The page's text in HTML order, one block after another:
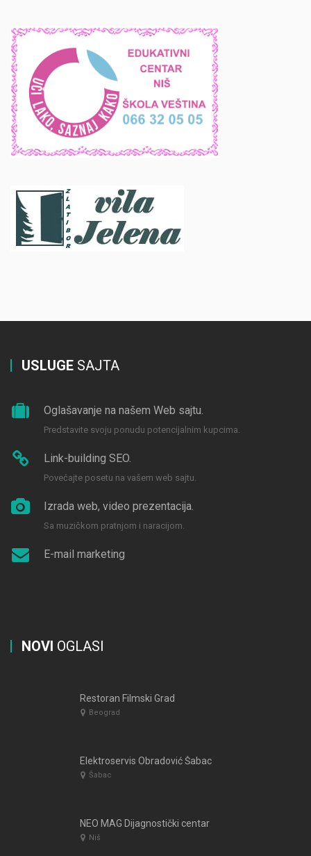
USLUGE SAJTA
Oglašavanje na našem Web sajtu.
Predstavite svoju ponudu potencijalnim kupcima.
Link-building SEO.
Povećajte posetu na vašem web sajtu.
Izrada web, video prezentacija.
Sa muzičkom pratnjom i naracijom.
E-mail marketing
NOVI OGLASI
Restoran Filmski Grad
Beograd
Elektroservis Obradović Šabac
Šabac
NEO MAG Dijagnostički centar
Niš